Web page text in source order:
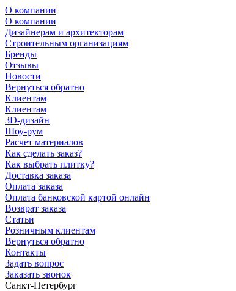
О компании
О компании
Дизайнерам и архитекторам
Строительным организациям
Бренды
Отзывы
Новости
Вернуться обратно
Клиентам
Клиентам
3D-дизайн
Шоу-рум
Расчет материалов
Как сделать заказ?
Как выбрать плитку?
Доставка заказа
Оплата заказа
Оплата банковской картой онлайн
Возврат заказа
Статьи
Розничным клиентам
Вернуться обратно
Контакты
Задать вопрос
Заказать звонок
Санкт-Петербург